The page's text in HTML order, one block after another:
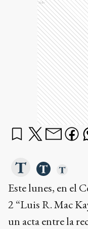
Ads
Este lunes, en el
2 “Luis R. Mac
un acta entre la